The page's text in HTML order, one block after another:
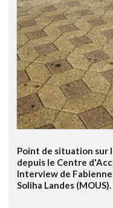
Point de situation sur
depuis le Centre
Interview de
Soliha Landes (MOUS).